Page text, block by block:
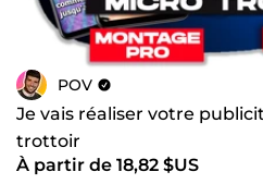
POV
Je vais réaliser votre
trottoir
À partir de 18,82 $US